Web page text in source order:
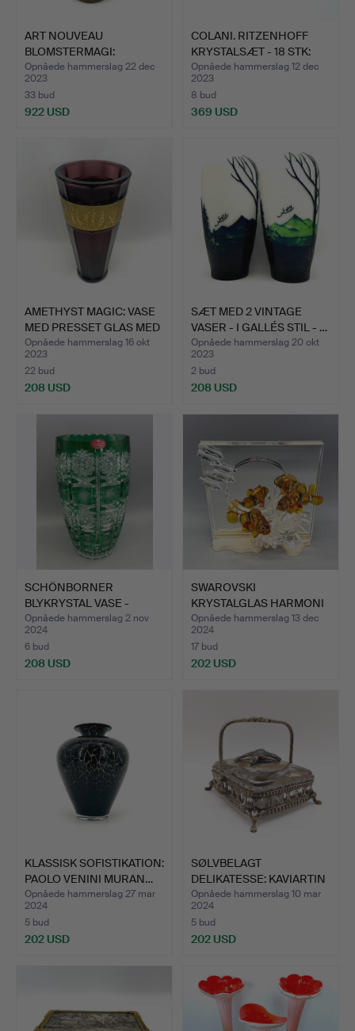
ART NOUVEAU
BLOMSTERMAGI:
KUNSTNERISK VASE…
Opnåede hammerslag 22 dec
2023
33 bud
922 USD
COLANI. RITZENHOFF
KRYSTALSÆT - 18 STK:
HÅ…
Opnåede hammerslag 12 dec
2023
8 bud
369 USD
AMETHYST MAGIC: VASE
MED PRESSET GLAS MED
…
Opnåede hammerslag 16 okt
2023
22 bud
208 USD
SÆT MED 2 VINTAGE
VASER - I GALLÉS STIL - …
Opnåede hammerslag 20 okt
2023
2 bud
208 USD
SCHÖNBORNER
BLYKRYSTAL VASE -
HÅNDSKÅRET, …
Opnåede hammerslag 2 nov
2024
6 bud
208 USD
SWAROVSKI
KRYSTALGLAS HARMONI
FRA 2005.
Opnåede hammerslag 13 dec
2024
17 bud
202 USD
KLASSISK SOFISTIKATION:
PAOLO VENINI MURAN…
Opnåede hammerslag 27 mar
2024
5 bud
202 USD
SØLVBELAGT
DELIKATESSE: KAVIARTIN
MED GLAS…
Opnåede hammerslag 10 mar
2024
5 bud
202 USD